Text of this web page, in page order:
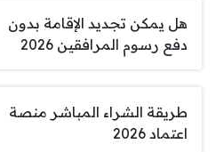
هل يمكن تجديد الإقامة بدون
دفع رسوم المرافقين 2026
طريقة الشراء المباشر منصة
اعتماد 2026